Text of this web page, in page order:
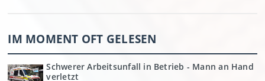
IM MOMENT OFT GELESEN
Schwerer Arbeitsunfall in Betrieb - Mann an Hand
verletzt